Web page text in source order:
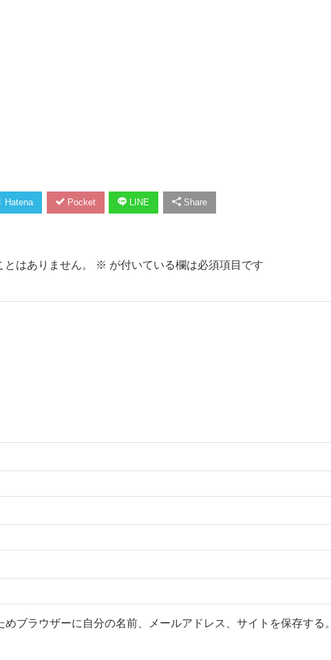
Hatena Pocket LINE Share
はありません。 ※ が付いている欄は必須項目です
ブラウザーに自分の名前、メールアドレス、サイトを保存する。